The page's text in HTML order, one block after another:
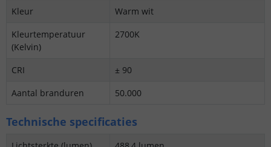
Kleur
Warm wit
Kleurtemperatuur
(Kelvin)
2700K
CRI
± 90
Aantal branduren
50.000
Technische specificaties